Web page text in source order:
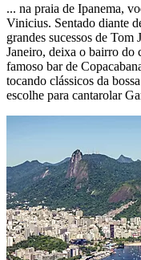
... na praia de Ipanema,
Vinicius. Sentado diante
grandes sucessos de
Janeiro, deixa o bairro
famoso bar de
tocando clássicos da
escolhe para cantarolar